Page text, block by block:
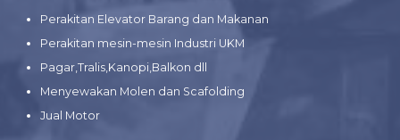
Perakitan Elevator Barang dan Makanan
Perakitan mesin-mesin Industri UKM
Pagar,Tralis,Kanopi,Balkon dll
Menyewakan Molen dan Scafolding
Jual Motor